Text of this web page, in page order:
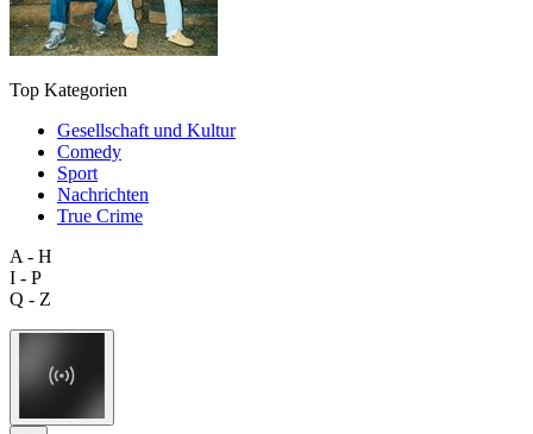
Top Kategorien
Gesellschaft und Kultur
Comedy
Sport
Nachrichten
True Crime
A - H
I - P
Q - Z